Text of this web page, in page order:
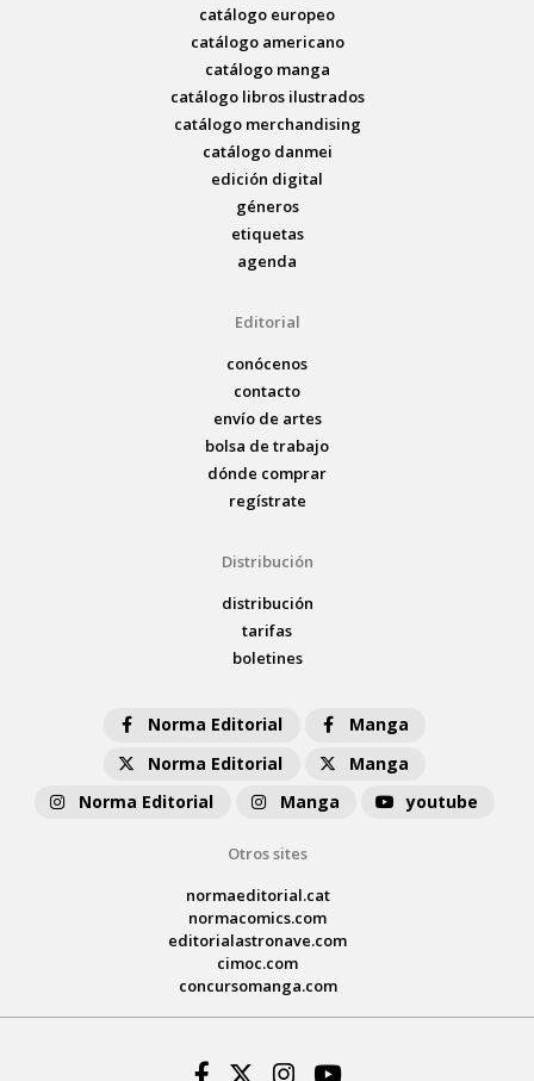
catálogo europeo
catálogo americano
catálogo manga
catálogo libros ilustrados
catálogo merchandising
catálogo danmei
edición digital
géneros
etiquetas
agenda
Editorial
conócenos
contacto
envío de artes
bolsa de trabajo
dónde comprar
regístrate
Distribución
distribución
tarifas
boletines
Norma Editorial
Manga
Norma Editorial
Manga
Norma Editorial
Manga youtube
Otros sites
normaeditorial.cat
normacomics.com
editorialastronave.com
cimoc.com
concursomanga.com
Facebook
Twitter
Instagram
Youtube